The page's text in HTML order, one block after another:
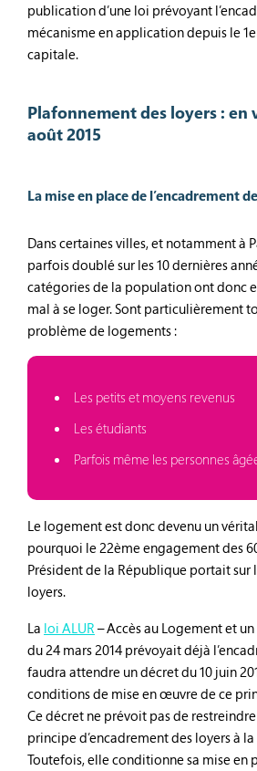
publication d’une loi prévoyant
mécanisme en application depuis le
capitale.
Plafonnement des loyers : en
août 2015
La mise en place de l’encadrement
Dans certaines villes, et notamment à
parfois doublé sur les 10 dernières
catégories de la population ont donc
mal à se loger. Sont particulièrement
problème de logements :
Les petits et moyens revenus
Les étudiants
Parfois même les personnes
Le logement est donc devenu un
pourquoi le 22ème engagement des
Président de la République portait sur
loyers.
La loi ALUR – Accès au Logement et
du 24 mars 2014 prévoyait déjà
faudra attendre un décret du 10 juin
conditions de mise en œuvre de ce
Ce décret ne prévoit pas de
principe d’encadrement des loyers à
Toutefois, elle conditionne sa mise en